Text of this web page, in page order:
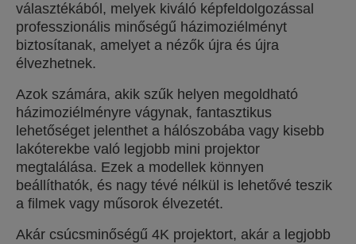
választékából, melyek kiváló képfeldolgozással
professzionális minőségű házimoziélményt
biztosítanak, amelyet a nézők újra és újra
élvezhetnek.
Azok számára, akik szűk helyen megoldható
házimoziélményre vágynak, fantasztikus
lehetőséget jelenthet a hálószobába vagy kisebb
lakóterekbe való legjobb mini projektor
megtalálása. Ezek a modellek könnyen
beállíthatók, és nagy tévé nélkül is lehetővé teszik
a filmek vagy műsorok élvezetét.
Akár csúcsminőségű 4K projektort, akár a legjobb